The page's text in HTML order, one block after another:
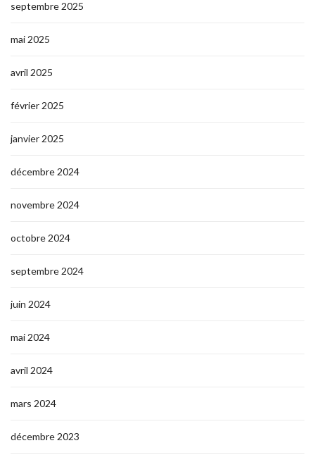
septembre 2025
mai 2025
avril 2025
février 2025
janvier 2025
décembre 2024
novembre 2024
octobre 2024
septembre 2024
juin 2024
mai 2024
avril 2024
mars 2024
décembre 2023